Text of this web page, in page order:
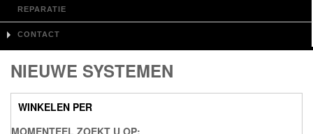
REPARATIE
CONTACT
NIEUWE SYSTEMEN
WINKELEN PER
MOMENTEEL ZOEKT U OP: